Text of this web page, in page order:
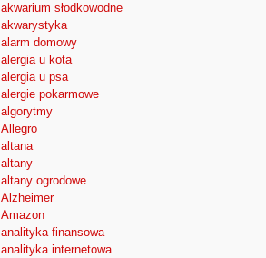
akwarium słodkowodne
akwarystyka
alarm domowy
alergia u kota
alergia u psa
alergie pokarmowe
algorytmy
Allegro
altana
altany
altany ogrodowe
Alzheimer
Amazon
analityka finansowa
analityka internetowa